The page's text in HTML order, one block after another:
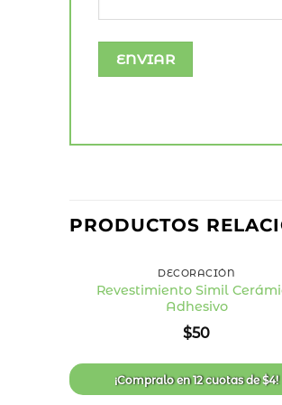
PRODUCTOS
DECORACIÓN
Revestimiento Simil
Adhesivo
$50
¡Compralo en12 cuotasde$4!